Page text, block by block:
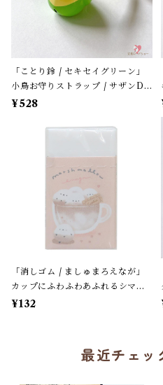
「ことり鈴 / セキセイグリーン」
小鳥お守りストラップ / サザンDS
クリエイト / 黄緑色のセキセイイ
月グッズ＊1個【大人気!】
¥528
「消しゴム / ましゅまろえなが」
カップにふわふわあふれるシマエ
ナガ / カフェオレ色 / クーリア
¥132
最近チェッ